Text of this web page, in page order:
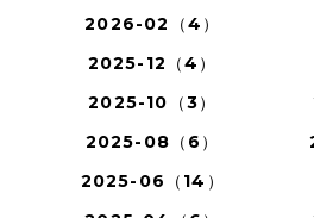
2026-02（4）
2025-12（4）
2025-10（3）
2025-08（6）
2025-06（14）